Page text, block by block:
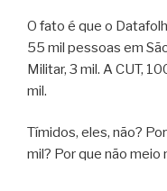
O fato é que o
55 mil pessoas em
Militar, 3 mil. A CUT,
mil.
Tímidos, eles, não?
mil? Por que não meio